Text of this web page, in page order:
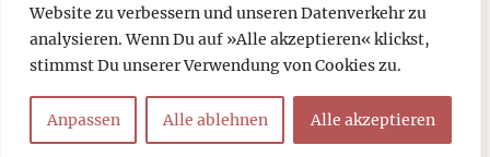
Website zu verbessern und unseren Datenverkehr zu
analysieren. Wenn Du auf »Alle akzeptieren« klickst,
stimmst Du unserer Verwendung von Cookies zu.
Anpassen Alle ablehnen Alle akzeptieren